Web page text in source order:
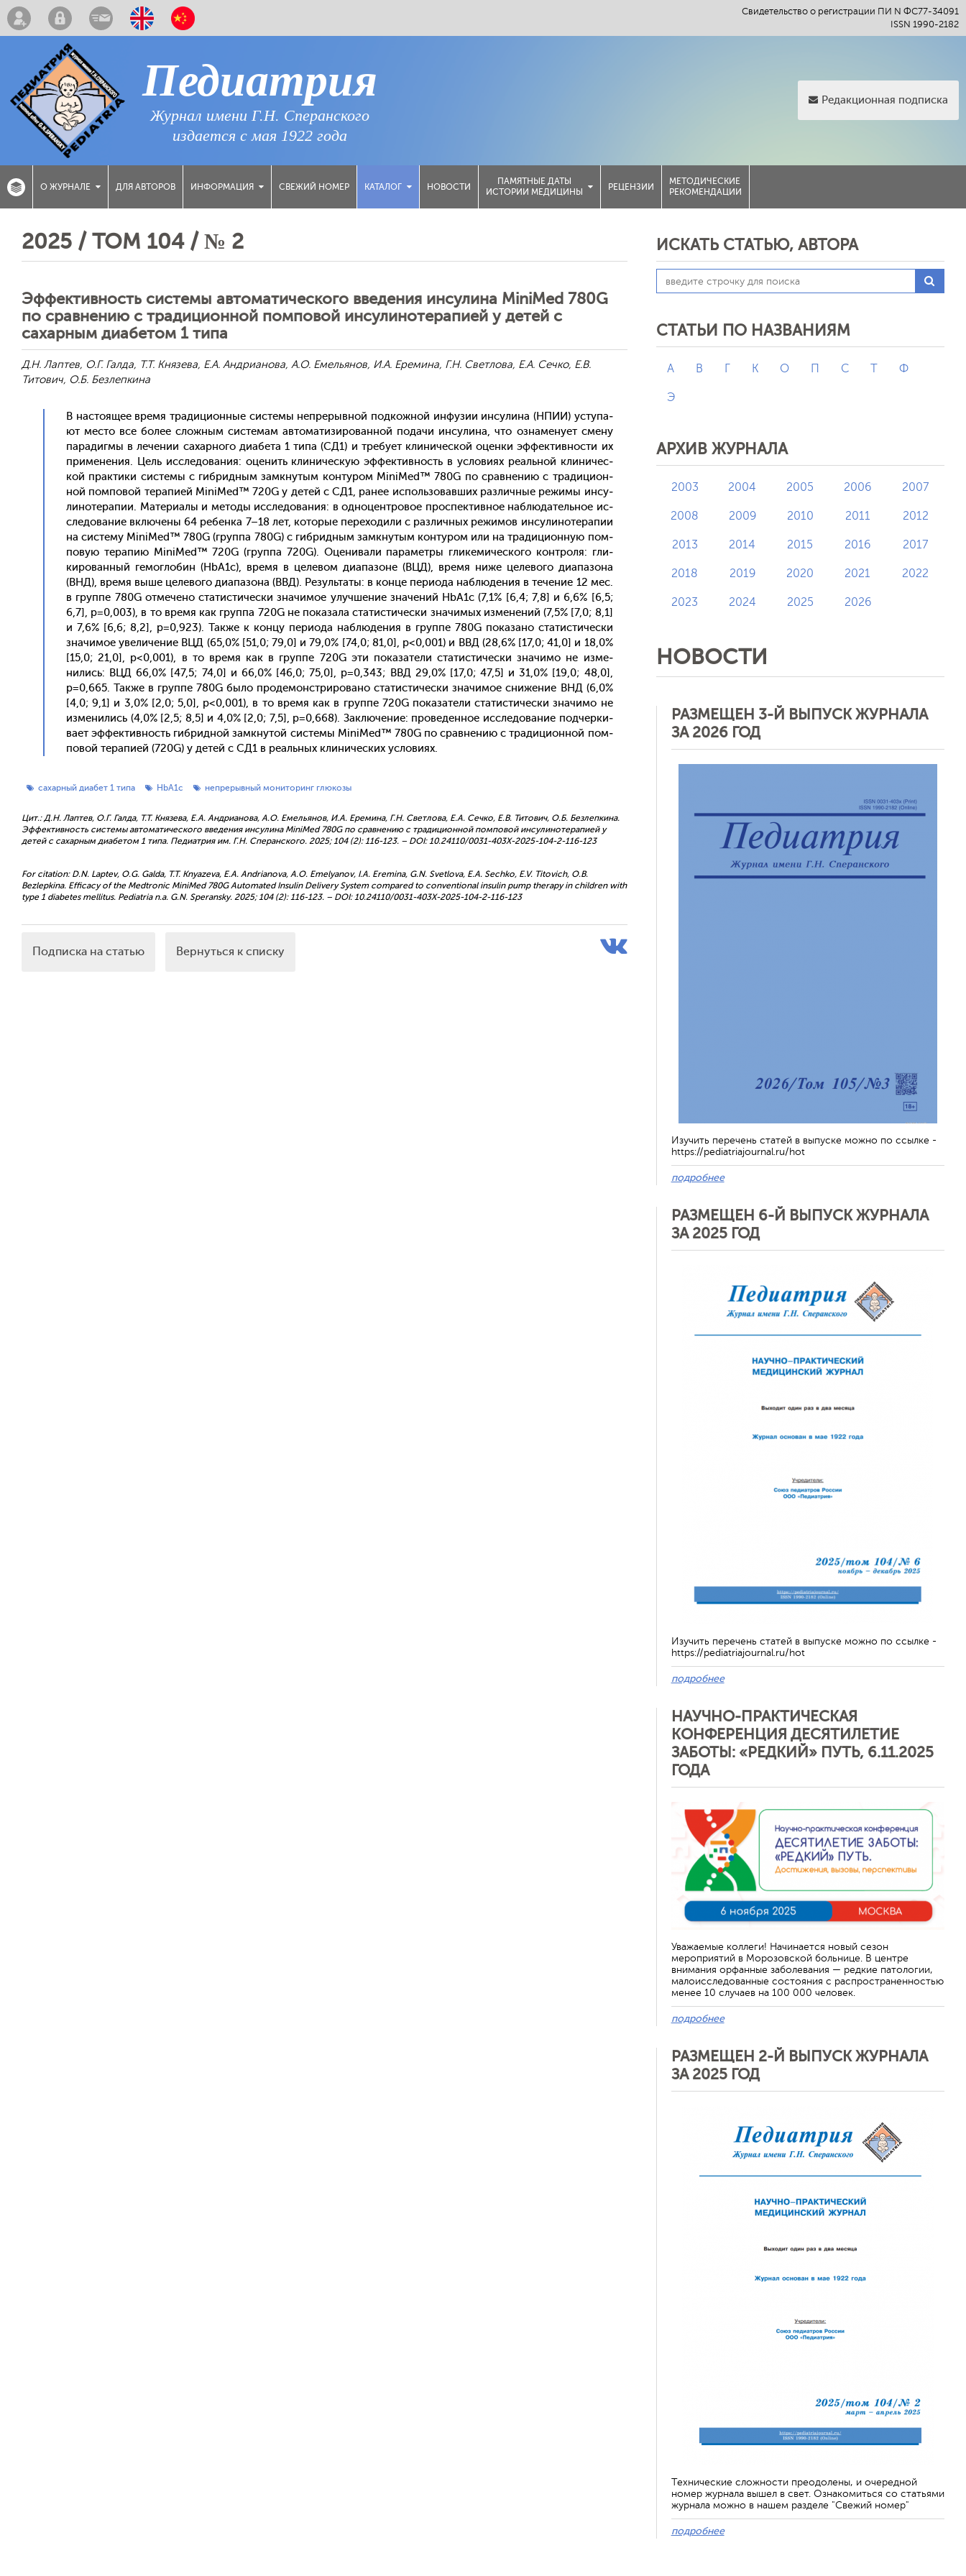
Свидетельство о регистрации ПИ N ФС77-34091
ISSN 1990-2182
Педиатрия
Журнал имени Г.Н. Сперанского
издается с мая 1922 года
Редакционная подписка
О ЖУРНАЛЕ ДЛЯ АВТОРОВ ИНФОРМАЦИЯ СВЕЖИЙ НОМЕР КАТАЛОГ НОВОСТИ
ПАМЯТНЫЕ ДАТЫ
ИСТОРИИ МЕДИЦИНЫ
РЕЦЕНЗИИ
МЕТОДИЧЕСКИЕ
РЕКОМЕНДАЦИИ
2025 / ТОМ 104 / № 2
Эффективность системы автоматического введения инсулина MiniMed 780G
по сравнению с традиционной помповой инсулинотерапией у детей с
сахарным диабетом 1 типа
Д.Н. Лаптев, О.Г. Галда, Т.Т. Князева, Е.А. Андрианова, А.О. Емельянов, И.А. Еремина, Г.Н. Светлова, Е.А. Сечко, Е.В.
Титович, О.Б. Безлепкина
В нас­то­ящее вре­мя тра­дици­он­ные сис­те­мы неп­ре­рыв­ной под­кожной ин­фу­зии ин­су­лина (НПИИ) ус­ту­па­
ют мес­то все бо­лее слож­ным сис­те­мам ав­то­мати­зиро­ван­ной по­дачи ин­су­лина, что оз­на­мену­ет сме­ну
па­радиг­мы в ле­чении са­хар­но­го ди­абе­та 1 ти­па (СД1) и тре­бу­ет кли­ничес­кой оцен­ки эф­фектив­ности их
при­мене­ния. Цель ис­сле­дова­ния: оце­нить кли­ничес­кую эф­фектив­ность в ус­ло­ви­ях ре­аль­ной кли­ничес­
кой прак­ти­ки сис­те­мы с гиб­ридным зам­кну­тым кон­ту­ром MiniMed™ 780G по срав­не­нию с тра­дици­он­
ной пом­по­вой те­рапи­ей MiniMed™ 720G у де­тей с СД1, ра­нее ис­поль­зо­вав­ших раз­личные ре­жимы ин­су­
лино­тера­пии. Ма­тери­алы и ме­тоды ис­сле­дова­ния: в од­но­цен­тро­вое прос­пектив­ное наб­лю­датель­ное ис­
сле­дова­ние вклю­чены 64 ре­бен­ка 7–18 лет, ко­торые пе­рехо­дили с раз­личных ре­жимов ин­су­лино­тера­пии
на сис­те­му MiniMed™ 780G (груп­па 780G) с гиб­ридным зам­кну­тым кон­ту­ром или на тра­дици­он­ную пом­
по­вую те­рапию MiniMed™ 720G (груп­па 720G). Оце­нива­ли па­рамет­ры гли­кеми­чес­ко­го кон­тро­ля: гли­
киро­ван­ный ге­мог­ло­бин (HbA1c), вре­мя в це­левом ди­апа­зоне (ВЦД), вре­мя ни­же це­лево­го ди­апа­зона
(ВНД), вре­мя вы­ше це­лево­го ди­апа­зона (ВВД). Ре­зуль­та­ты: в кон­це пе­ри­ода наб­лю­дения в те­чение 12 мес.
в груп­пе 780G от­ме­чено ста­тис­ти­чес­ки зна­чимое улуч­ше­ние зна­чений HbA1c (7,1% [6,4; 7,8] и 6,6% [6,5;
6,7], p=0,003), в то вре­мя как груп­па 720G не по­каза­ла ста­тис­ти­чес­ки зна­чимых из­ме­нений (7,5% [7,0; 8,1]
и 7,6% [6,6; 8,2], p=0,923). Так­же к кон­цу пе­ри­ода наб­лю­дения в груп­пе 780G по­каза­но ста­тис­ти­чес­ки
зна­чимое уве­личе­ние ВЦД (65,0% [51,0; 79,0] и 79,0% [74,0; 81,0], p<0,001) и ВВД (28,6% [17,0; 41,0] и 18,0%
[15,0; 21,0], p<0,001), в то вре­мя как в груп­пе 720G эти по­каза­тели ста­тис­ти­чес­ки зна­чимо не из­ме­
нились: ВЦД 66,0% [47,5; 74,0] и 66,0% [46,0; 75,0], p=0,343; ВВД 29,0% [17,0; 47,5] и 31,0% [19,0; 48,0],
p=0,665. Так­же в груп­пе 780G бы­ло про­демонс­три­рова­но ста­тис­ти­чес­ки зна­чимое сни­жение ВНД (6,0%
[4,0; 9,1] и 3,0% [2,0; 5,0], p<0,001), в то вре­мя как в груп­пе 720G по­каза­тели ста­тис­ти­чес­ки зна­чимо не
из­ме­нились (4,0% [2,5; 8,5] и 4,0% [2,0; 7,5], p=0,668). Зак­лю­чение: про­веден­ное ис­сле­дова­ние под­черки­
ва­ет эф­фектив­ность гиб­ридной зам­кну­той сис­те­мы MiniMed™ 780G по срав­не­нию с тра­дици­он­ной пом­
по­вой те­рапи­ей (720G) у де­тей с СД1 в ре­аль­ных кли­ничес­ких ус­ло­ви­ях.
сахарный диабет 1 типа HbA1c непрерывный мониторинг глюкозы
Цит.: Д.Н. Лаптев, О.Г. Галда, Т.Т. Князева, Е.А. Андрианова, А.О. Емельянов, И.А. Еремина, Г.Н. Светлова, Е.А. Сечко, Е.В. Титович, О.Б. Безлепкина.
Эффективность системы автоматического введения инсулина MiniMed 780G по сравнению с традиционной помповой инсулинотерапией у
детей с сахарным диабетом 1 типа. Педиатрия им. Г.Н. Сперанского. 2025; 104 (2): 116-123. – DOI: 10.24110/0031-403X-2025-104-2-116-123
For citation: D.N. Laptev, O.G. Galda, T.T. Knyazeva, E.A. Andrianova, A.O. Emelyanov, I.A. Eremina, G.N. Svetlova, E.A. Sechko, E.V. Titovich, O.B.
Bezlepkina. Efficacy of the Medtronic MiniMed 780G Automated Insulin Delivery System compared to conventional insulin pump therapy in children with
type 1 diabetes mellitus. Pediatria n.a. G.N. Speransky. 2025; 104 (2): 116-123. – DOI: 10.24110/0031-403X-2025-104-2-116-123
Подписка на статью Вернуться к списку
ИСКАТЬ СТАТЬЮ, АВТОРА
СТАТЬИ ПО НАЗВАНИЯМ
А В Г К О П С Т Ф
Э
АРХИВ ЖУРНАЛА
2003 2004 2005 2006 2007
2008 2009 2010 2011 2012
2013 2014 2015 2016 2017
2018 2019 2020 2021 2022
2023 2024 2025 2026
НОВОСТИ
РАЗМЕЩЕН 3-Й ВЫПУСК ЖУРНАЛА
ЗА 2026 ГОД
Изучить перечень статей в выпуске можно по ссылке -
https://pediatriajournal.ru/hot
подробнее
РАЗМЕЩЕН 6-Й ВЫПУСК ЖУРНАЛА
ЗА 2025 ГОД
Изучить перечень статей в выпуске можно по ссылке -
https://pediatriajournal.ru/hot
подробнее
НАУЧНО-ПРАКТИЧЕСКАЯ
КОНФЕРЕНЦИЯ ДЕСЯТИЛЕТИЕ
ЗАБОТЫ: «РЕДКИЙ» ПУТЬ, 6.11.2025
ГОДА
Уважаемые коллеги! Начинается новый сезон
мероприятий в Морозовской больнице. В центре
внимания орфанные заболевания — редкие патологии,
малоисследованные состояния с распространенностью
менее 10 случаев на 100 000 человек.
подробнее
РАЗМЕЩЕН 2-Й ВЫПУСК ЖУРНАЛА
ЗА 2025 ГОД
Технические сложности преодолены, и очередной
номер журнала вышел в свет. Ознакомиться со статьями
журнала можно в нашем разделе "Свежий номер"
подробнее
Отменить